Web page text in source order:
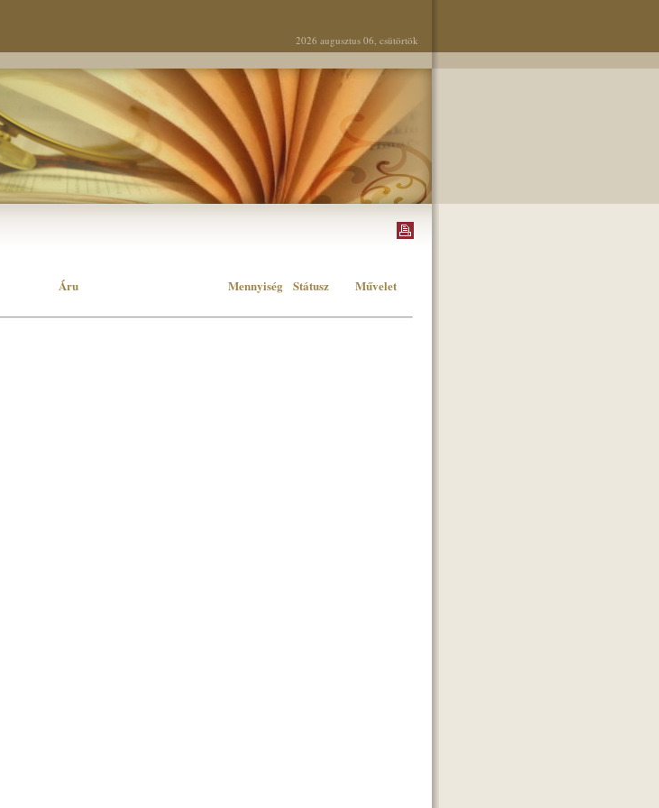
2026 augusztus 06, csütörtök
Áru Mennyiség Státusz Művelet